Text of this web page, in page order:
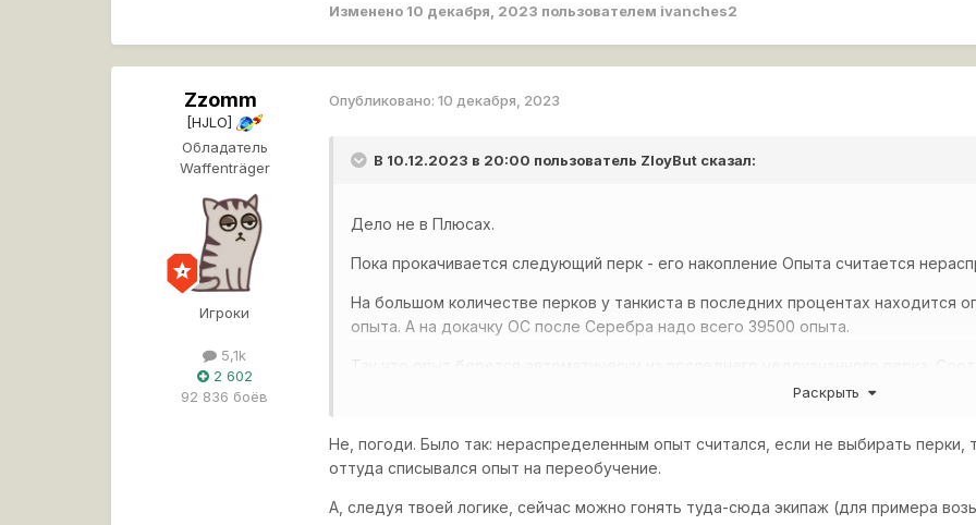
Изменено 10 декабря, 2023 пользователем ivanches2
Zzomm
[HJLO]
Обладатель
Waffenträger
Игроки
5,1k
2 602
92 836 боёв
Опубликовано:10 декабря, 2023
В 10.12.2023 в 20:00 пользователь ZloyBut сказал:
Дело не в Плюсах.
Пока прокачивается следующий перк - его накопление Опыта считается
На большом количестве перков у танкиста в последних процентах находится
опыта. А на докачку ОС после Серебра надо всего 39500 опыта.
Раскрыть
Не, погоди. Было так: нераспределенным опыт считался, если не выбирать
оттуда списывался опыт на переобучение.
А, следуя твоей логике, сейчас можно гонять туда-сюда экипаж (для примера